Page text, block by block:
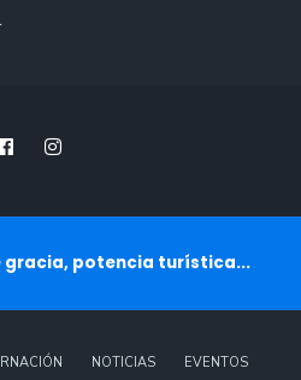
gracia, potencia turística...
NOTICIAS EVENTOS